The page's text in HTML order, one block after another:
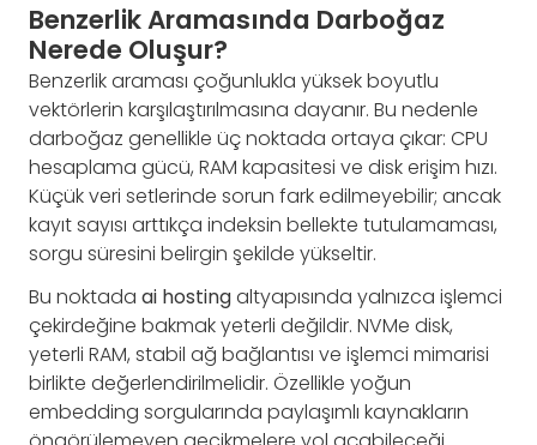
Benzerlik Aramasında Darboğaz
Nerede Oluşur?
Benzerlik araması çoğunlukla yüksek boyutlu
vektörlerin karşılaştırılmasına dayanır. Bu nedenle
darboğaz genellikle üç noktada ortaya çıkar: CPU
hesaplama gücü, RAM kapasitesi ve disk erişim hızı.
Küçük veri setlerinde sorun fark edilmeyebilir; ancak
kayıt sayısı arttıkça indeksin bellekte tutulamaması,
sorgu süresini belirgin şekilde yükseltir.
Bu noktada ai hostingaltyapısında yalnızca işlemci
çekirdeğine bakmak yeterli değildir. NVMe disk,
yeterli RAM, stabil ağ bağlantısı ve işlemci mimarisi
birlikte değerlendirilmelidir. Özellikle yoğun
embedding sorgularında paylaşımlı kaynakların